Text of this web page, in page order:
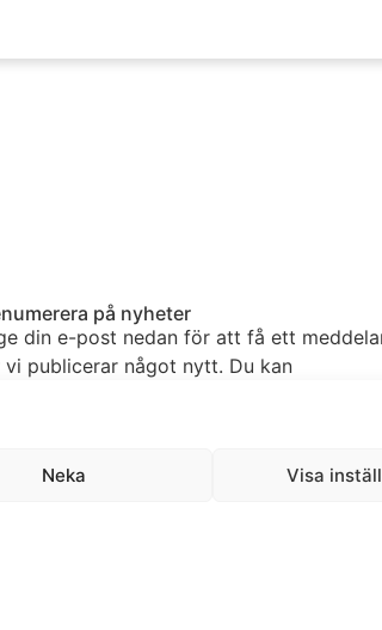
Neka Visa
på nyheter
din e-post nedan för att få ett
vi publicerar något nytt. Du kan